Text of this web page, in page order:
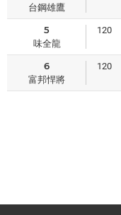
台鋼雄鷹
5
味全龍
120
6
富邦悍將
120